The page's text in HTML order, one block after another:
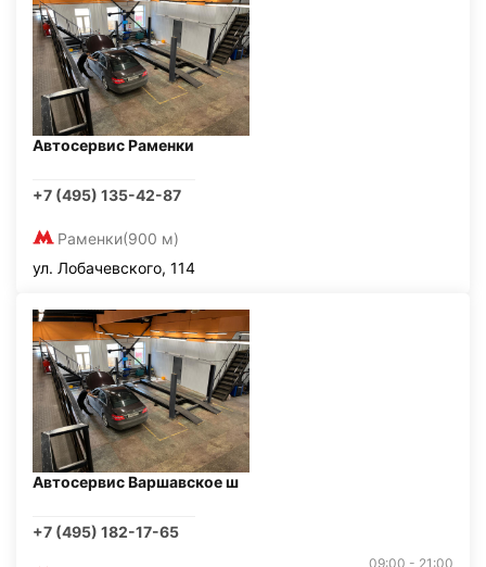
Автосервис Раменки
+7 (495) 135-42-87
Раменки(900 м)
ул. Лобачевского, 114
Автосервис Варшавское ш
+7 (495) 182-17-65
09:00 - 21:00